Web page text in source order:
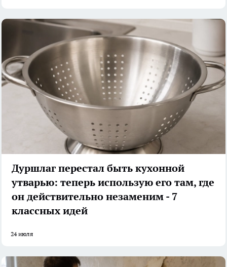
Дуршлаг перестал быть кухонной
утварью: теперь использую его там, где
он действительно незаменим - 7
классных идей
24 июля